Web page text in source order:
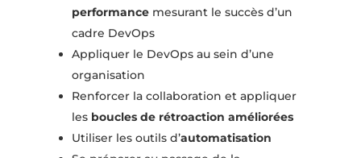
performancemesurant le succès d’un
cadre DevOps
Appliquer le DevOps au sein d’une
organisation
Renforcer la collaboration et appliquer
les boucles de rétroaction améliorées
Utiliser les outils d’automatisation